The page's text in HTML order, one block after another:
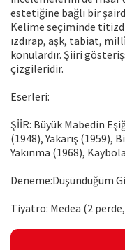
estetiğine bağlı bir
Kelime seçiminde
ızdırap, aşk, tabiat,
konulardır. Şiiri
çizgileridir.
Eserleri:
ŞİİR: Büyük Mabedin
(1948), Yakarış (1959),
Yakınma (1968),
Deneme:Düşündüğüm
Tiyatro: Medea (2